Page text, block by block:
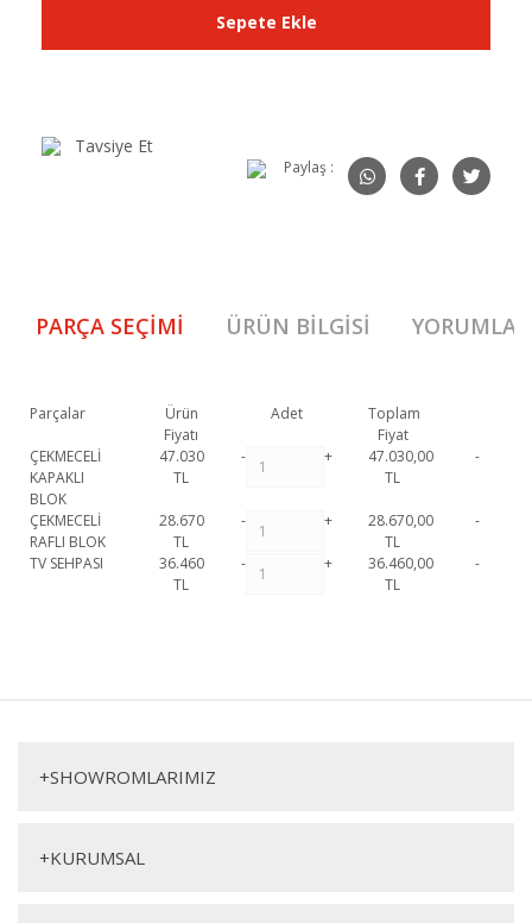
Sepete Ekle
Tavsiye Et
Paylaş :
PARÇA SEÇIMI ÜRÜN BILGISI YORUMLAR
Parçalar
Ürün
Fiyatı
Adet
Toplam
Fiyat
ÇEKMECELİ
KAPAKLI
BLOK
47.030
TL
- +
47.030,00
TL
-
ÇEKMECELİ
RAFLI BLOK
28.670
TL
- +
28.670,00
TL
-
TV SEHPASI
36.460
TL
- +
36.460,00
TL
-
Bien Tv Ünitesi
+SHOWROMLARIMIZ
+KURUMSAL